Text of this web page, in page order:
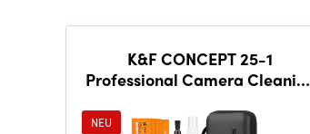
K&F CONCEPT 25-1
Professional Camera Cleaning
APS-C Sensor Cleaning Sw
NEU